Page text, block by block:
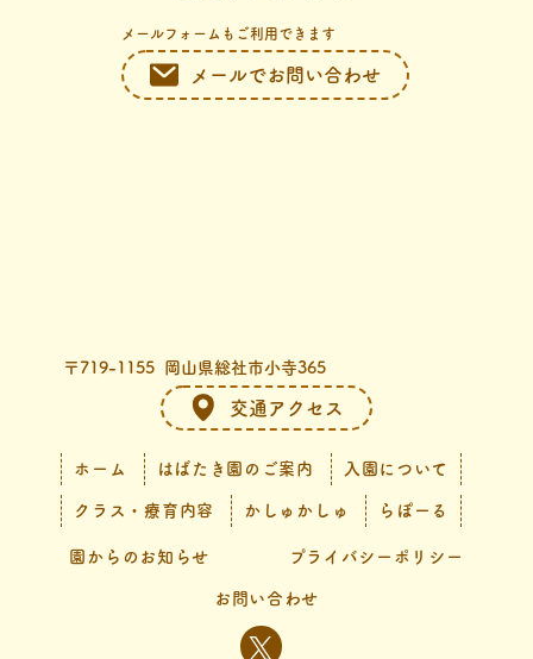
​メールフォームもご利用できます
メールでお問い合わせ
〒719-1155 岡山県総社市小寺365
交通アクセス
ホーム はばたき園のご案内 入園について
クラス・療育内容 かしゅかしゅ らぽーる
園からのお知らせ プライバシーポリシー
お問い合わせ